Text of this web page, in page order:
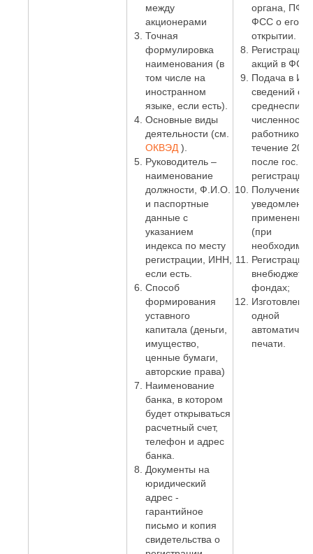
между
акционерами
Точная
формулировка
наименования (в
том числе на
иностранном
языке, если есть).
Основные виды
деятельности (см.
ОКВЭД ).
Руководитель –
наименование
должности, Ф.И.О.
и паспортные
данные с
указанием
индекса по месту
регистрации, ИНН,
если есть.
Способ
формирования
уставного
капитала (деньги,
имущество,
ценные бумаги,
авторские права)
Наименование
банка, в котором
будет открываться
расчетный счет,
телефон и адрес
банка.
Документы на
юридический
адрес -
гарантийное
письмо и копия
свидетельства о
органа, ПФР
ФСС о его
открытии.
Регистрация
акций в
Подача в
сведений о
численности
работников.
течение 20
после гос.
регистрации)
Получение
(при
Регистрация
фондах;
одной
печати.